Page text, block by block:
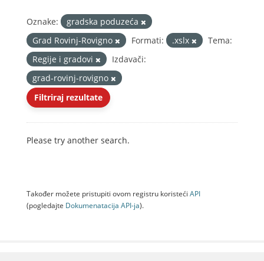
Oznake:
gradska poduzeća
Grad Rovinj-Rovigno
Formati: .xslx
Tema:
Regije i gradovi
Izdavači:
grad-rovinj-rovigno
Filtriraj rezultate
Please try another search.
Također možete pristupiti ovom registru koristeći API
(pogledajte Dokumenаtаcijа API-jа).